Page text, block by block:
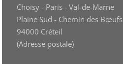
Choisy - Paris - Val-de-Marne
Plaine Sud - Chemin des Bœufs
94000 Créteil
(Adresse postale)